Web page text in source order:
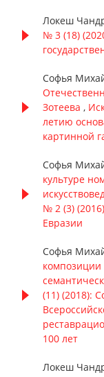
Локеш
№ 3 (18)
Софья
Зотеева ,
летию
картинной
Софья
культуре
№ 2 (3)
Евразии
Софья
композиции
(11) (2018):
100 лет
Локеш